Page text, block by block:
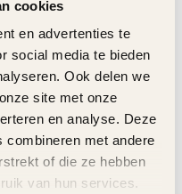
cookies
en advertenties te
social media te bieden
Ook delen we
site met onze
en analyse. Deze
combineren met andere
of die ze hebben
van hun services.
naar voor of achter